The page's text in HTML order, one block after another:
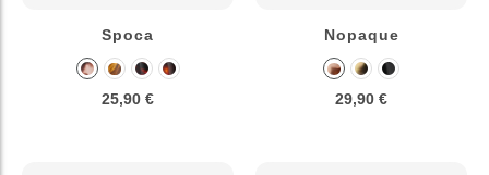
Spoca
25,90 €
Nopaque
29,90 €